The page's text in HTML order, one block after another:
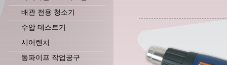
배관 전용 청소기
수압 테스트기
시어렌치
동파이프 작업공구